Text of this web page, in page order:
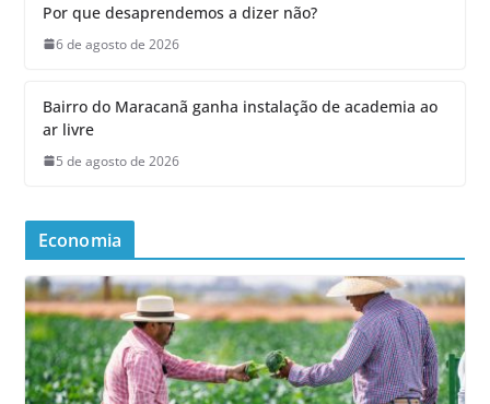
Por que desaprendemos a dizer não?
6 de agosto de 2026
Bairro do Maracanã ganha instalação de academia ao
ar livre
5 de agosto de 2026
Economia